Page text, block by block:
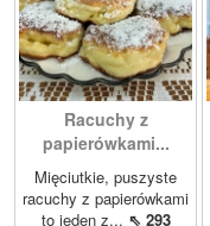
Racuchy z
papierówkami...
Mięciutkie, puszyste
racuchy z papierówkami
to jeden z... ⇖ 293